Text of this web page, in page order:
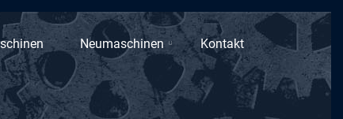
Neumaschinen Kontakt